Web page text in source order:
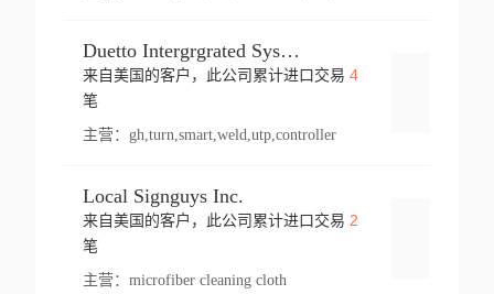
Duetto Intergrgrated Systems Inc.
来自美国的客户，此公司累计进口交易 4
笔
主营： gh,turn,smart,weld,utp,controller
Local Signguys Inc.
来自美国的客户，此公司累计进口交易 2
笔
主营： microfiber cleaning cloth